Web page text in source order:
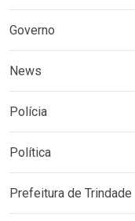
Governo
News
Polícia
Política
Prefeitura de Trindade